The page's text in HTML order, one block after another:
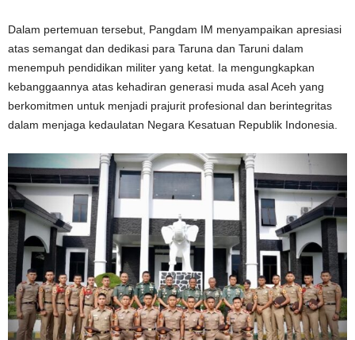
Dalam pertemuan tersebut, Pangdam IM menyampaikan apresiasi
atas semangat dan dedikasi para Taruna dan Taruni dalam
menempuh pendidikan militer yang ketat. Ia mengungkapkan
kebanggaannya atas kehadiran generasi muda asal Aceh yang
berkomitmen untuk menjadi prajurit profesional dan berintegritas
dalam menjaga kedaulatan Negara Kesatuan Republik Indonesia.